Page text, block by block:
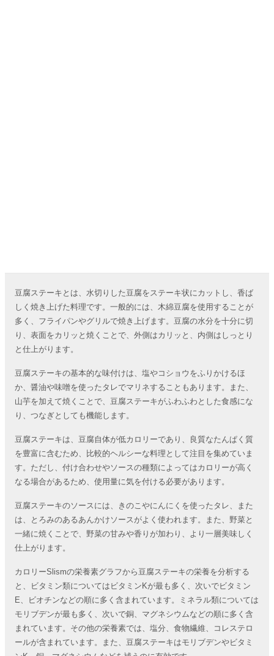
豆腐ステーキとは、水切りした豆腐をステーキ状にカットし、香ば
しく焼き上げた料理です。一般的には、木綿豆腐を使用することが
多く、フライパンやグリルで焼き上げます。豆腐の水分を十分に切
り、表面をカリッと焼くことで、外側はカリッと、内側はしっとり
と仕上がります。
豆腐ステーキの基本的な味付けは、塩やコショウをふりかけるほ
か、醤油や味噌を使ったタレでマリネすることもあります。また、
山芋を加えて焼くことで、豆腐ステーキがふわふわとした食感にな
り、つなぎとしても機能します。
豆腐ステーキは、豆腐自体が低カロリーであり、良質なたんぱく質
を豊富に含むため、比較的ヘルシーな料理として注目を集めていま
す。ただし、付け合わせやソースの種類によってはカロリーが高く
なる場合があるため、使用量に気を付ける必要があります。
豆腐ステーキのソースには、きのこやにんにくを使ったタレ、また
は、とろみのあるあんかけソースがよく使われます。また、野菜と
一緒に焼くことで、野菜の甘みや香りが加わり、より一層美味しく
仕上がります。
カロリーSlismの栄養素グラフから豆腐ステーキの栄養を分析する
と、ビタミン類についてはビタミンKが最も多く、次いでビタミン
E、ビオチンなどの順に多く含まれています。ミネラル類については
モリブデンが最も多く、次いで銅、マグネシウムなどの順に多く含
まれています。その他の栄養素では、塩分、食物繊維、コレステロ
ールが含まれています。また、豆腐ステーキはモリブデンやビタミ